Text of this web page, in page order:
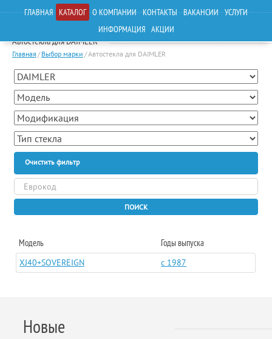
ГЛАВНАЯ КАТАЛОГ О КОМПАНИИ КОНТАКТЫ ВАКАНСИИ УСЛУГИ
ИНФОРМАЦИЯ АКЦИИ
Автостекла для DAIMLER
Главная / Выбор марки /Автостекла для DAIMLER
Очистить фильтр
ПОИСК
Модель Годы выпуска
XJ40+SOVEREIGN c 1987
Новые